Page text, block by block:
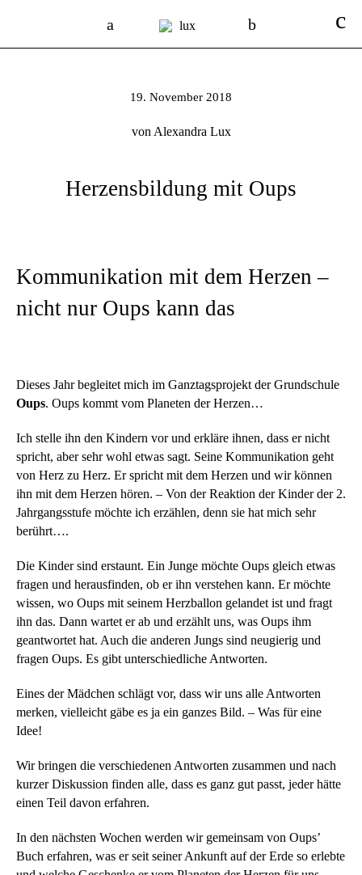
19. November 2018
von Alexandra Lux
Herzensbildung mit Oups
Kommunikation mit dem Herzen –
nicht nur Oups kann das
Dieses Jahr begleitet mich im Ganztagsprojekt der Grundschule
Oups. Oups kommt vom Planeten der Herzen…
Ich stelle ihn den Kindern vor und erkläre ihnen, dass er nicht
spricht, aber sehr wohl etwas sagt. Seine Kommunikation geht
von Herz zu Herz. Er spricht mit dem Herzen und wir können
ihn mit dem Herzen hören. – Von der Reaktion der Kinder der 2.
Jahrgangsstufe möchte ich erzählen, denn sie hat mich sehr
berührt….
Die Kinder sind erstaunt. Ein Junge möchte Oups gleich etwas
fragen und herausfinden, ob er ihn verstehen kann. Er möchte
wissen, wo Oups mit seinem Herzballon gelandet ist und fragt
ihn das. Dann wartet er ab und erzählt uns, was Oups ihm
geantwortet hat. Auch die anderen Jungs sind neugierig und
fragen Oups. Es gibt unterschiedliche Antworten.
Eines der Mädchen schlägt vor, dass wir uns alle Antworten
merken, vielleicht gäbe es ja ein ganzes Bild. – Was für eine
Idee!
Wir bringen die verschiedenen Antworten zusammen und nach
kurzer Diskussion finden alle, dass es ganz gut passt, jeder hätte
einen Teil davon erfahren.
In den nächsten Wochen werden wir gemeinsam von Oups’
Buch erfahren, was er seit seiner Ankunft auf der Erde so erlebte